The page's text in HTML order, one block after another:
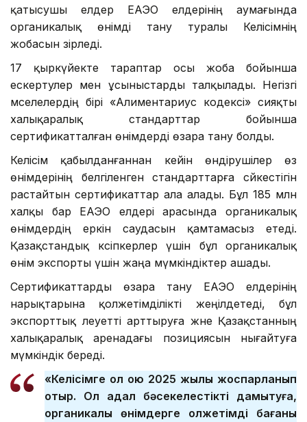
қатысушы елдер ЕАЭО елдерінің аумағында
органикалық өнімді тану туралы Келісімнің
жобасын әзірледі.
17 қыркүйекте тараптар осы жоба бойынша
ескертулер мен ұсыныстарды талқылады. Негізгі
мәселелердің бірі «Алиментариус кодексі» сияқты
халықаралық стандарттар бойынша
сертификатталған өнімдерді өзара тану болды.
Келісім қабылданғаннан кейін өндірушілер өз
өнімдерінің белгіленген стандарттарға сәйкестігін
растайтын сертификаттар ала алады. Бұл 185 млн
халқы бар ЕАЭО елдері арасында органикалық
өнімдердің еркін саудасын қамтамасыз етеді.
Қазақстандық кәсіпкерлер үшін бұл органикалық
өнім экспорты үшін жаңа мүмкіндіктер ашады.
Сертификаттарды өзара тану ЕАЭО елдерінің
нарықтарына қолжетімділікті жеңілдетеді, бұл
экспорттық әлеуетті арттыруға және Қазақстанның
халықаралық аренадағы позициясын нығайтуға
мүмкіндік береді.
«Келісімге қол қою 2025 жылы жоспарланып
отыр. Ол адал бәсекелестікті дамытуға,
органикалық өнімдерге қолжетімді бағаны